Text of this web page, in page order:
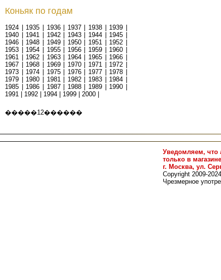
Коньяк по годам
1924 1935 1936| 1937| 1938 1939
1940
1941 1942| 1943| 1944 1945
1946
1948 1949| 1950| 1951 1952
1953
1954 1955| 1956| 1959 1960
1961
1962 1963| 1964| 1965 1966
1967
1968 1969| 1970| 1971 1972
1973
1974 1975| 1976| 1977 1978
1979
1980 1981| 1982| 1983 1984
1985
1986 1987| 1988| 1989 1990
1991
1992 1994 1999 2000
�����12������
Уведомляем, что
только в
г. Москва, ул.
Copyright 2009-
Чрезмерное